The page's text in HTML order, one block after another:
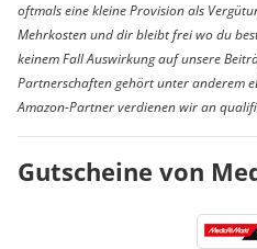
oftmals eine kleine Provision als
Mehrkosten und dir bleibt frei wo du
keinem Fall Auswirkung auf unsere
Partnerschaften gehört unter anderem
Amazon-Partner verdienen wir an
Gutscheine von